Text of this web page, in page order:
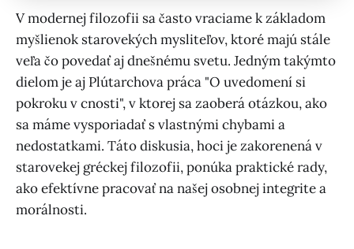
V modernej filozofii sa často vraciame k základom
myšlienok starovekých mysliteľov, ktoré majú stále
veľa čo povedať aj dnešnému svetu. Jedným takýmto
dielom je aj Plútarchova práca "O uvedomení si
pokroku v cnosti", v ktorej sa zaoberá otázkou, ako
sa máme vysporiadať s vlastnými chybami a
nedostatkami. Táto diskusia, hoci je zakorenená v
starovekej gréckej filozofii, ponúka praktické rady,
ako efektívne pracovať na našej osobnej integrite a
morálnosti.